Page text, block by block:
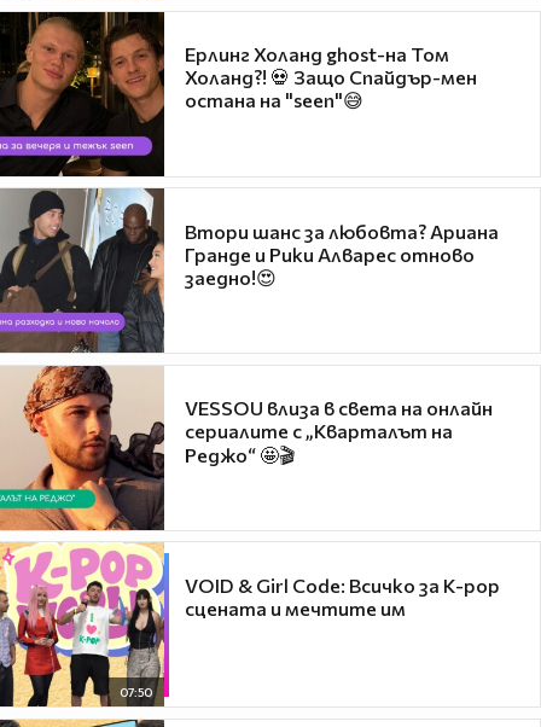
Ерлинг Холанд ghost-на Том
Холанд?! 💀 Защо Спайдър-мен
остана на "seen"😅
Втори шанс за любовта? Ариана
Гранде и Рики Алварес отново
заедно!😍
VESSOU влиза в света на онлайн
сериалите с „Кварталът на
Реджо“ 🤩🎬
07:50
VOID & Girl Code: Всичко за K-pop
сцената и мечтите им